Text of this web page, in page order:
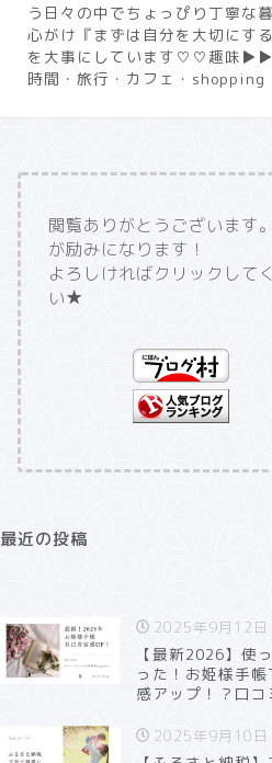
う日々の中でちょっぴり丁寧な
心がけ『まずは自分を大切にする
を大事にしています♡♡趣味▶︎▶︎
時間・旅行・カフェ・shopping
閲覧ありがとうございます
が励みになります！
よろしければクリックして
い★
最近の投稿
2025年9月12日
【最新2026】使
った！お姫様手帳
感アップ！？口コ
2025年9月10日